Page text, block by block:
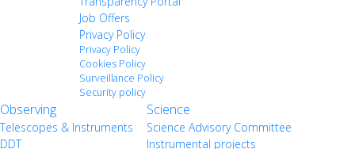
Job Offers
Privacy Policy
Privacy Policy
Cookies Policy
Surveillance Policy
Security policy
Observing
Telescopes & Instruments
DDT
Science
Science Advisory Committee
Instrumental projects